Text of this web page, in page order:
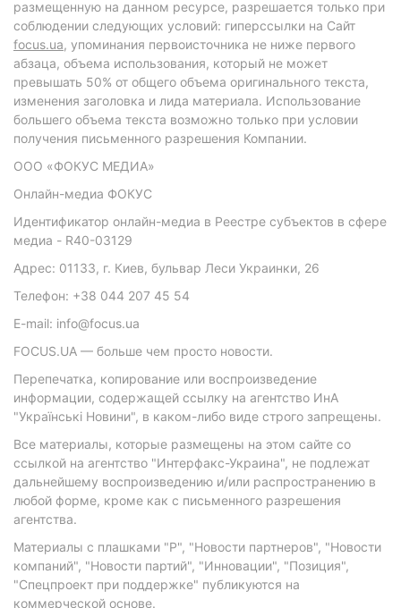
размещенную на данном ресурсе, разрешается только при
соблюдении следующих условий: гиперссылки на Сайт
focus.ua, упоминания первоисточника не ниже первого
абзаца, объема использования, который не может
превышать 50% от общего объема оригинального текста,
изменения заголовка и лида материала. Использование
большего объема текста возможно только при условии
получения письменного разрешения Компании.
ООО «ФОКУС МЕДИА»
Онлайн-медиа ФОКУС
Идентификатор онлайн-медиа в Реестре субъектов в сфере
медиа - R40-03129
Адрес: 01133, г. Киев, бульвар Леси Украинки, 26
Телефон: +38 044 207 45 54
E-mail: info@focus.ua
FOCUS.UA — больше чем просто новости.
Перепечатка, копирование или воспроизведение
информации, содержащей ссылку на агентство ИнА
"Українські Новини", в каком-либо виде строго запрещены.
Все материалы, которые размещены на этом сайте со
ссылкой на агентство "Интерфакс-Украина", не подлежат
дальнейшему воспроизведению и/или распространению в
любой форме, кроме как с письменного разрешения
агентства.
Материалы с плашками "Р", "Новости партнеров", "Новости
компаний", "Новости партий", "Инновации", "Позиция",
"Спецпроект при поддержке" публикуются на
коммерческой основе.